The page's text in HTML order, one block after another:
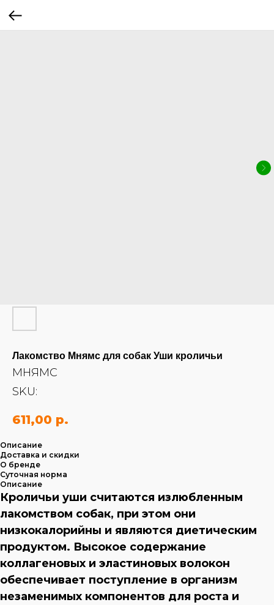
Лакомство Мнямс для собак Уши кроличьи
МНЯМС
SKU:
611,00 р.
Описание
Доставка и скидки
О бренде
Суточная норма
Описание
Кроличьи уши считаются излюбленным
лакомством собак, при этом они
низкокалорийны и являются диетическим
продуктом. Высокое содержание
коллагеновых и эластиновых волокон
обеспечивает поступление в организм
незаменимых компонентов для роста и